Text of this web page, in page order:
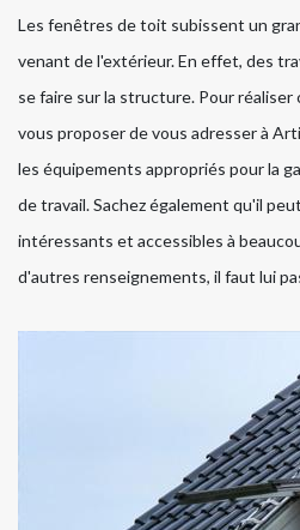
Les fenêtres de toit subissent un
venant de l'extérieur. En effet, des
se faire sur la structure. Pour
vous proposer de vous adresser à
les équipements appropriés pour la
de travail. Sachez également qu'il
intéressants et accessibles à
d'autres renseignements, il faut lui